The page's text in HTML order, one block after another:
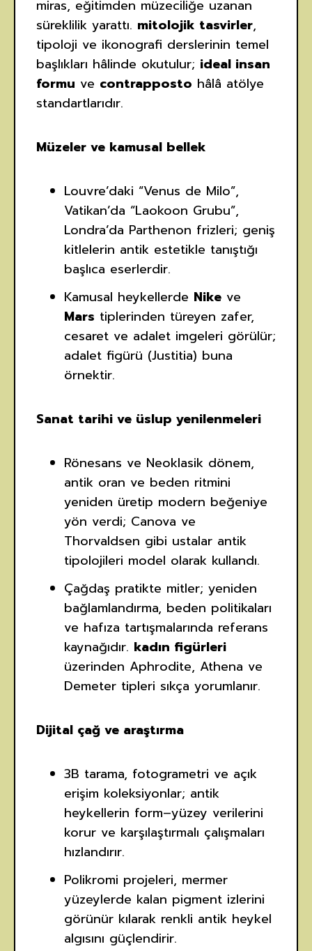
miras, eğitimden müzeciliğe uzanan
süreklilik yarattı. mitolojik tasvirler,
tipoloji ve ikonografi derslerinin temel
başlıkları hâlinde okutulur; ideal insan
formu ve contrapposto hâlâ atölye
standartlarıdır.
Müzeler ve kamusal bellek
Louvre’daki “Venus de Milo”,
Vatikan’da “Laokoon Grubu”,
Londra’da Parthenon frizleri; geniş
kitlelerin antik estetikle tanıştığı
başlıca eserlerdir.
Kamusal heykellerde Nike ve
Mars tiplerinden türeyen zafer,
cesaret ve adalet imgeleri görülür;
adalet figürü (Justitia) buna
örnektir.
Sanat tarihi ve üslup yenilenmeleri
Rönesans ve Neoklasik dönem,
antik oran ve beden ritmini
yeniden üretip modern beğeniye
yön verdi; Canova ve
Thorvaldsen gibi ustalar antik
tipolojileri model olarak kullandı.
Çağdaş pratikte mitler; yeniden
bağlamlandırma, beden politikaları
ve hafıza tartışmalarında referans
kaynağıdır. kadın figürleri
üzerinden Aphrodite, Athena ve
Demeter tipleri sıkça yorumlanır.
Dijital çağ ve araştırma
3B tarama, fotogrametri ve açık
erişim koleksiyonlar; antik
heykellerin form–yüzey verilerini
korur ve karşılaştırmalı çalışmaları
hızlandırır.
Polikromi projeleri, mermer
yüzeylerde kalan pigment izlerini
görünür kılarak renkli antik heykel
algısını güçlendirir.